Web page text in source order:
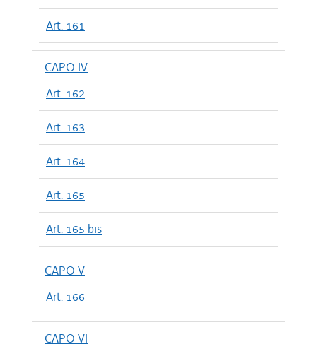
Art. 161
CAPO IV
Art. 162
Art. 163
Art. 164
Art. 165
Art. 165 bis
CAPO V
Art. 166
CAPO VI